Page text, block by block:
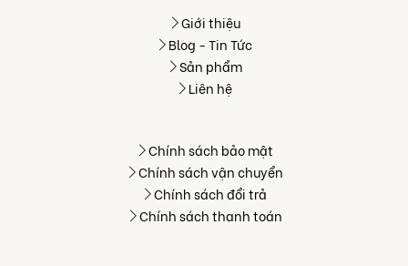
Giới thiệu
Blog - Tin Tức
Sản phẩm
Liên hệ
Chính sách bảo mật
Chính sách vận chuyển
Chính sách đổi trả
Chính sách thanh toán